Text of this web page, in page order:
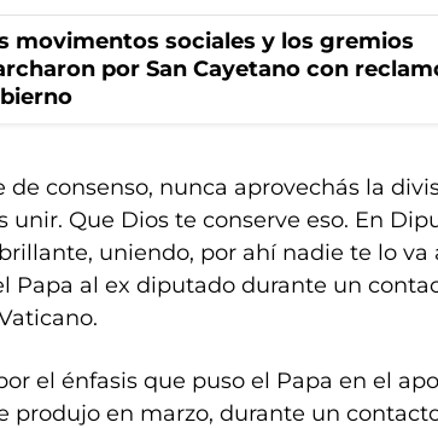
movimentos sociales y los gremios
por San Cayetano con
de consenso, nunca aprovechás la
unir. Que Dios te conserve eso. En
uniendo, por ahí nadie te lo va
Papa al ex diputado durante un
el énfasis que puso el Papa en el
produjo en marzo, durante un